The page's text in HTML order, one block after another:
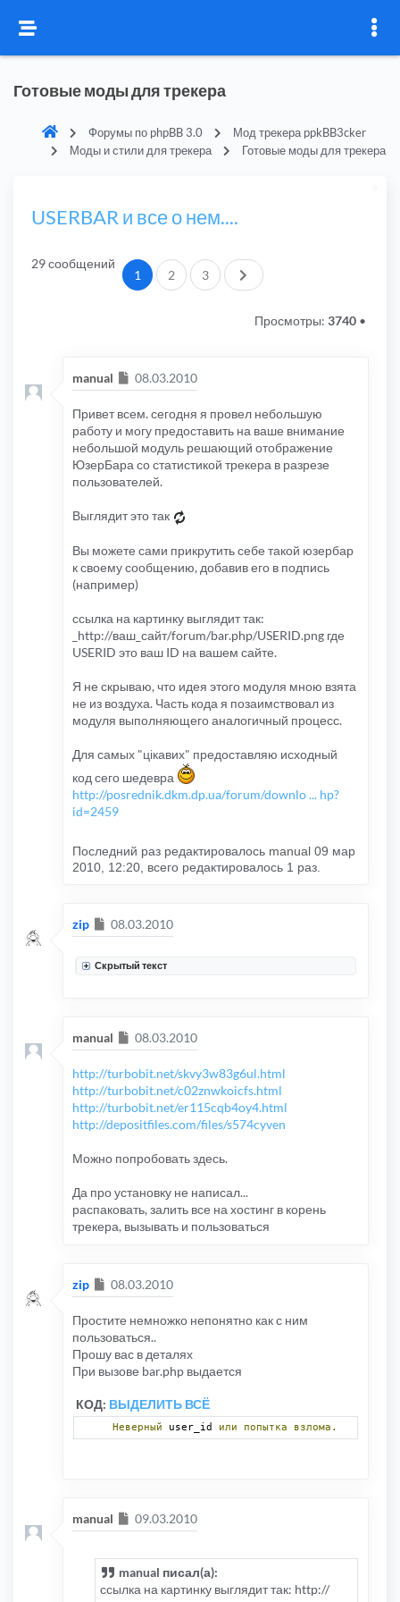
Готовые моды для трекера
Форумы по phpBB 3.0
Мод трекера ppkBB3cker
Моды и стили для трекера
Готовые моды для трекера
USERBAR и все о нем....
29 сообщений
1 2 3 След.
Просмотры: 3740 •
manual Сообщение
08.03.2010
Привет всем. сегодня я провел небольшую
работу и могу предоставить на ваше внимание
небольшой модуль решающий отображение
ЮзерБара со статистикой трекера в разрезе
пользователей.
Выглядит это так
Вы можете сами прикрутить себе такой юзербар
к своему сообщению, добавив его в подпись
(например)
ссылка на картинку выглядит так:
_http://ваш_сайт/forum/bar.php/USERID.png где
USERID это ваш ID на вашем сайте.
Я не скрываю, что идея этого модуля мною взята
не из воздуха. Часть кода я позаимствовал из
модуля выполняющего аналогичный процесс.
Для самых "цікавих" предоставляю исходный
код сего шедевра
http://posrednik.dkm.dp.ua/forum/downlo ... hp?
id=2459
Последний раз редактировалось manual 09 мар
2010, 12:20, всего редактировалось 1 раз.
zip Сообщение
08.03.2010
Скрытый текст
manual Сообщение
08.03.2010
http://turbobit.net/skvy3w83g6ul.html
http://turbobit.net/c02znwkoicfs.html
http://turbobit.net/er115cqb4oy4.html
http://depositfiles.com/files/s574cyven
Можно попробовать здесь.
Да про установку не написал...
распаковать, залить все на хостинг в корень
трекера, вызывать и пользоваться
zip Сообщение
08.03.2010
Простите немножко непонятно как с ним
пользоваться..
Прошу вас в деталях
При вызове bar.php выдается
КОД: ВЫДЕЛИТЬ ВСЁ
Неверный user_id или попытка взлома.
manual Сообщение
09.03.2010
manual писал(а):
ссылка на картинку выглядит так: http://